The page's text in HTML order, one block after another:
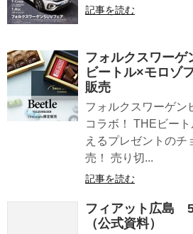
記事を読む
フォルクスワーゲ
ビートル×モロゾ
販売
フォルクスワーゲン
コラボ！ THEビー
えるプレゼントのチ
売！ 売り切...
記事を読む
フィアット広島
（公式資料）